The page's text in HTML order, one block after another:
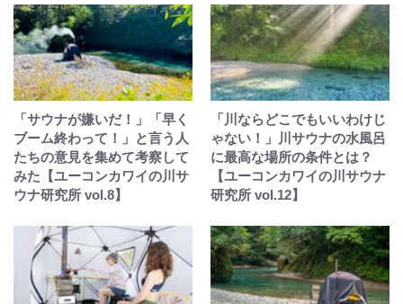
「サウナが嫌いだ！」「早く
ブーム終わって！」と言う人
たちの意見を集めて考察して
みた【ユーコンカワイの川サ
ウナ研究所 vol.8】
「川ならどこでもいいわけじ
ゃない！」川サウナの水風呂
に最高な場所の条件とは？
【ユーコンカワイの川サウナ
研究所 vol.12】